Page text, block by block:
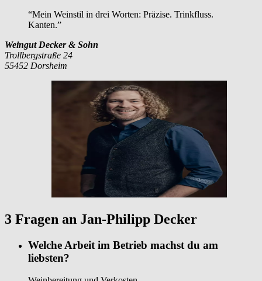
“Mein Weinstil in drei Worten: Präzise. Trinkfluss.
Kanten.”
Weingut Decker & Sohn
Trollbergstraße 24
55452 Dorsheim
3 Fragen an Jan-Philipp Decker
Welche Arbeit im Betrieb machst du am
liebsten?